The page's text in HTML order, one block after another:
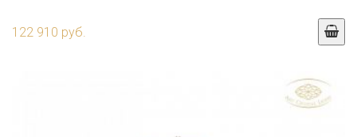
122 910 руб.